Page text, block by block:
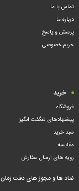
تماس با ما
درباره ما
پرسش و پاسخ
حریم خصوصی
خرید
فروشگاه
پیشنهادهای شگفت انگیز
سبد خرید
مقایسه
رویه های ارسال سفارش
نماد ها و مجوز های دقت زمان